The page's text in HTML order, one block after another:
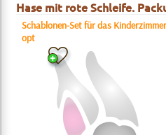
Hase mit rote Schleife.
Schablonen-Set für das
opt